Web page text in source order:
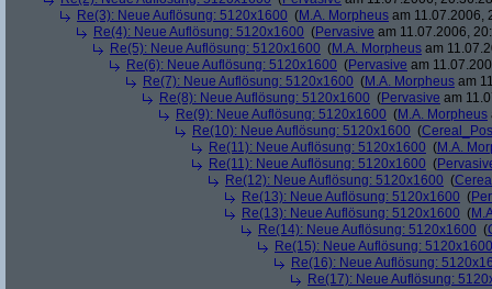
Re(3): Neue Auflösung: 5120x1600 (M.A. Morpheus am 11.07.2006,
Re(4): Neue Auflösung: 5120x1600 (Pervasive am 11.07.2006,
Re(5): Neue Auflösung: 5120x1600 (M.A. Morpheus am
Re(6): Neue Auflösung: 5120x1600 (Pervasive am
Re(7): Neue Auflösung: 5120x1600 (M.A. Morpheus am
Re(8): Neue Auflösung: 5120x1600 (Pervasive am
Re(9): Neue Auflösung: 5120x1600 (M.A. Morpheus
Re(10): Neue Auflösung: 5120x1600 (
Re(11): Neue Auflösung: 5120x1600 (M.A.
Re(11): Neue Auflösung: 5120x1600 (
Re(12): Neue Auflösung: 5120x1600 (
Re(13): Neue Auflösung: 5120x1600 (
Re(13): Neue Auflösung: 5120x1600 (
Re(14): Neue Auflösung: 5120x1600 (
Re(15): Neue Auflösung: 5120x1600
Re(16): Neue Auflösung:
Re(17): Neue Auflösung: